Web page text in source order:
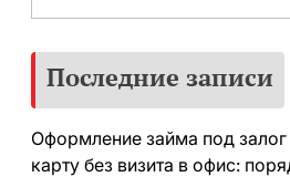
Последние записи
Оформление займа под
карту без визита в офис: